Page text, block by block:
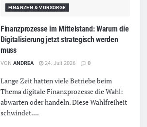
FINANZEN & VORSORGE
Finanzprozesse im Mittelstand: Warum die
Digitalisierung jetzt strategisch werden
muss
VON ANDREA 24. Juli 2026 0
Lange Zeit hatten viele Betriebe beim
Thema digitale Finanzprozesse die Wahl:
abwarten oder handeln. Diese Wahlfreiheit
schwindet....